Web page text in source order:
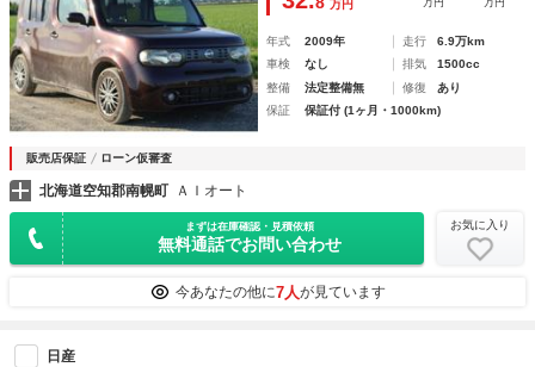
万円
年式 2009年 走行
6.9万km
車検
なし 排気
1500cc
整備
法定整備無 修復
あり
保証
保証付 (1ヶ月・1000km)
販売店保証 ローン仮審査
北海道空知郡南幌町 ＡＩオート
まずは在庫確認・見積依頼
無料通話でお問い合わせ
お気に入り
今あなたの他に7人が見ています
日産